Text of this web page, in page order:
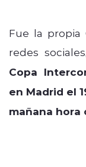
Fue la propia
redes sociales,
Copa
en Madrid el
mañana hora